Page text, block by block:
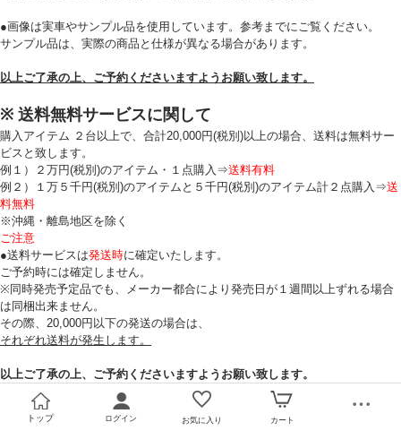
●画像は実車やサンプル品を使用しています。参考までにご覧ください。
サンプル品は、実際の商品と仕様が異なる場合があります。
以上ご了承の上、ご予約くださいますようお願い致します。
※ 送料無料サービスに関して
購入アイテム ２台以上で、合計20,000円(税別)以上の場合、送料は無料サー
ビスと致します。
例１）２万円(税別)のアイテム・１点購入⇒送料有料
例２）１万５千円(税別)のアイテムと５千円(税別)のアイテム計２点購入⇒送
料無料
※沖縄・離島地区を除く
ご注意
●送料サービスは発送時に確定いたします。
ご予約時には確定しません。
※同時発売予定品でも、メーカー都合により発売日が１週間以上ずれる場合
は同梱出来ません。
その際、20,000円以下の発送の場合は、
それぞれ送料が発生します。
以上ご了承の上、ご予約くださいますようお願い致します。
トップ ログイン お気に入り カート